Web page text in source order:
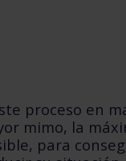
proceso en
mimo, la
para